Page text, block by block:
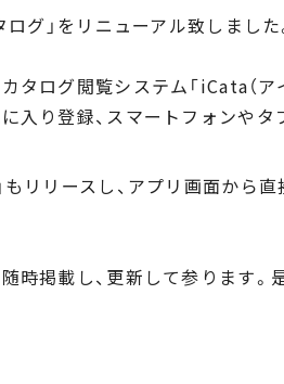
グ」をリニューアル致しました
ログ閲覧システム「iCata（ア
入り登録、スマートフォンや
もリリースし、アプリ画面から
時掲載し、更新して参ります。